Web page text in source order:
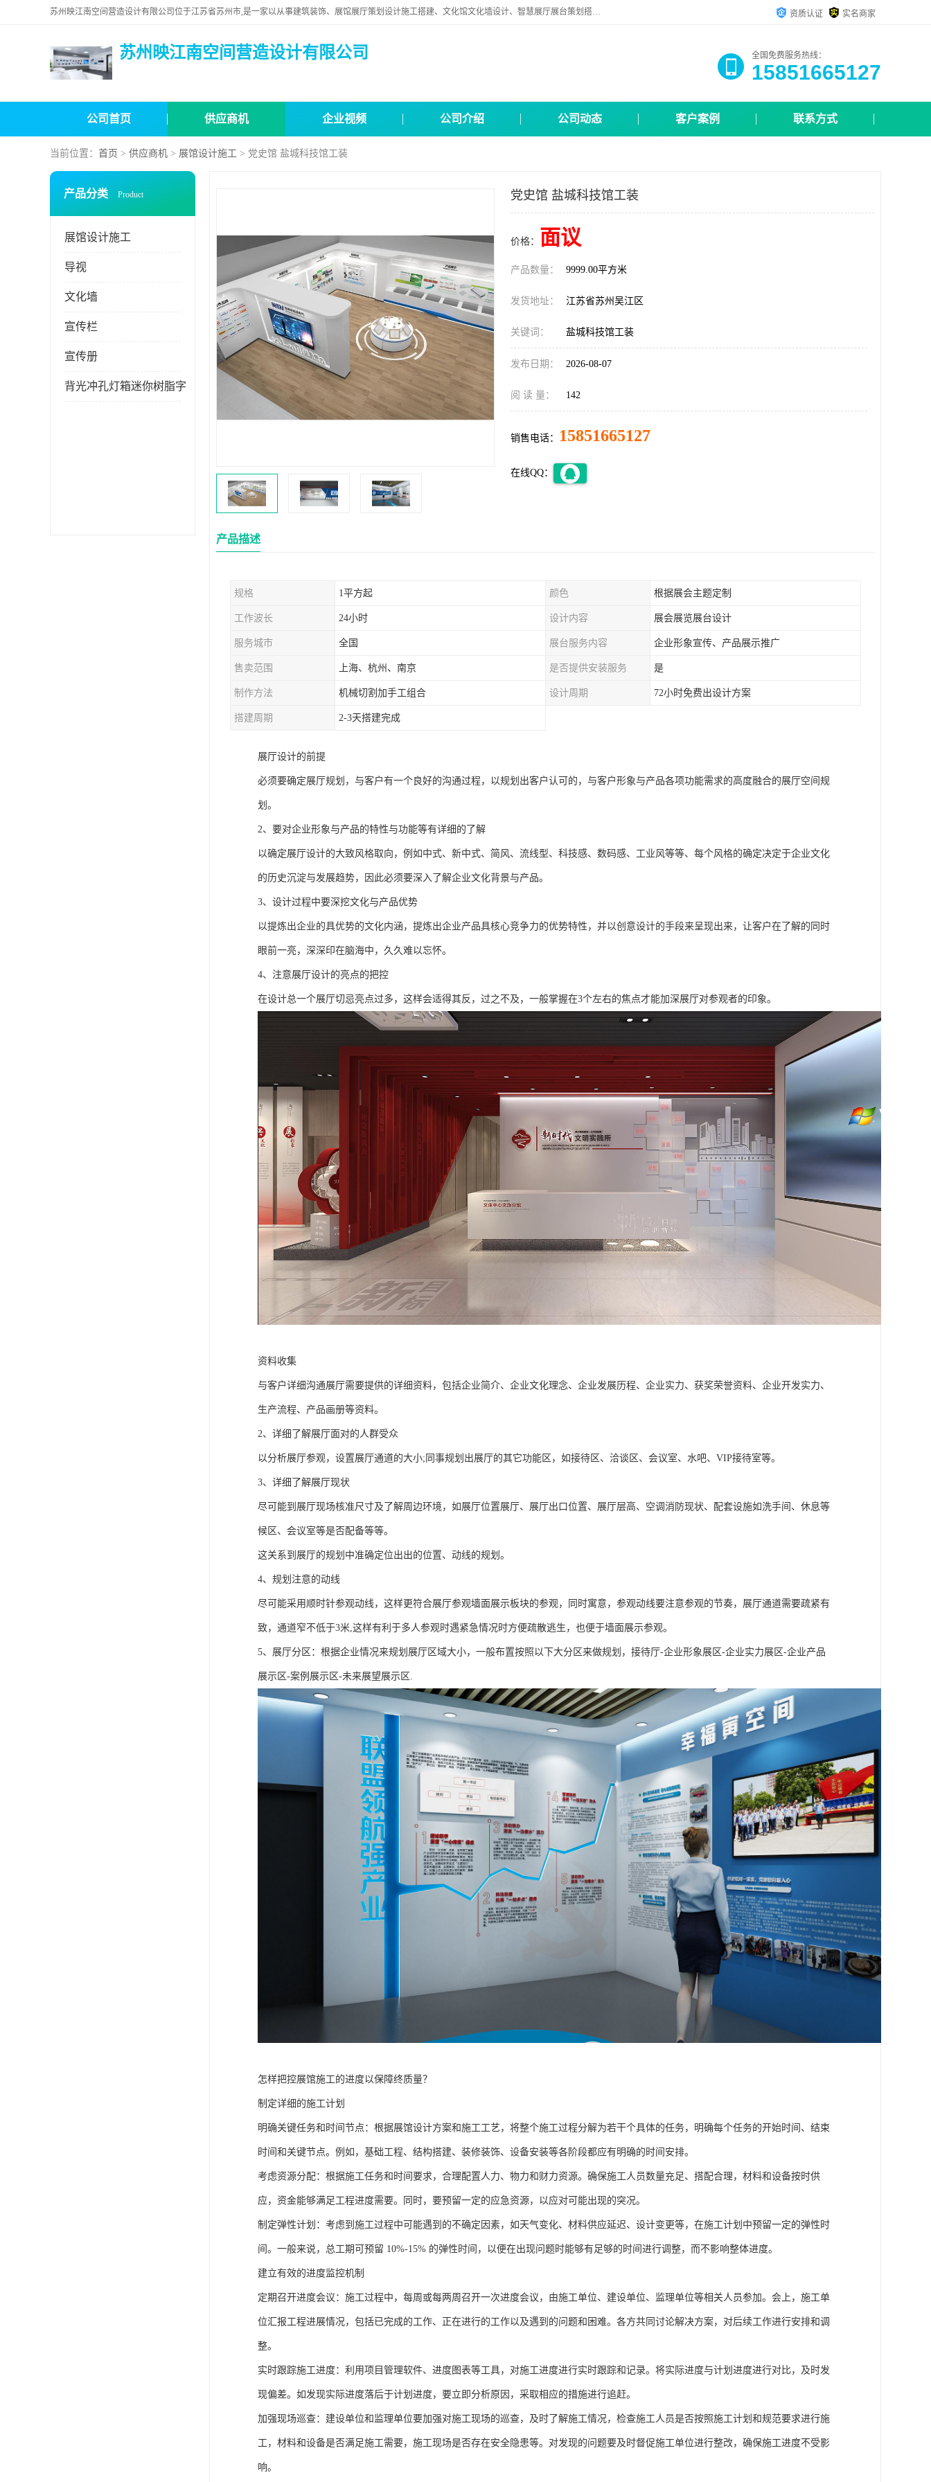
苏州映江南空间营造设计有限公司位于江苏省苏州市,是一家以从事建筑装饰、展馆展厅策划设计施工搭建、文化馆文化墙设计、智慧展厅展台策划搭建和其他建筑装饰装修业为主的企业。 资质认证 实名商家
苏州映江南空间营造设计有限公司 全国免费服务热线：
15851665127
公司首页 供应商机 企业视频 公司介绍 公司动态 客户案例 联系方式
当前位置： 首页 > 供应商机 > 展馆设计施工 > 党史馆 盐城科技馆工装
产品分类 Product
展馆设计施工
导视
文化墙
宣传栏
宣传册
背光冲孔灯箱迷你树脂字
党史馆 盐城科技馆工装
价格： 面议
产品数量： 9999.00平方米
发货地址： 江苏省苏州吴江区
关键词： 盐城科技馆工装
发布日期： 2026-08-07
阅 读 量： 142
销售电话： 15851665127
在线QQ：
产品描述
规格 1平方起 颜色 根据展会主题定制
工作波长 24小时 设计内容 展会展览展台设计
服务城市 全国 展台服务内容 企业形象宣传、产品展示推广
售卖范围 上海、杭州、南京 是否提供安装服务 是
制作方法 机械切割加手工组合 设计周期 72小时免费出设计方案
搭建周期 2-3天搭建完成
展厅设计的前提
必须要确定展厅规划，与客户有一个良好的沟通过程，以规划出客户认可的，与客户形象与产品各项功能需求的高度融合的展厅空间规
划。
2、要对企业形象与产品的特性与功能等有详细的了解
以确定展厅设计的大致风格取向，例如中式、新中式、简风、流线型、科技感、数码感、工业风等等、每个风格的确定决定于企业文化
的历史沉淀与发展趋势，因此必须要深入了解企业文化背景与产品。
3、设计过程中要深挖文化与产品优势
以提炼出企业的具优势的文化内涵，提炼出企业产品具核心竞争力的优势特性，并以创意设计的手段来呈现出来，让客户在了解的同时
眼前一亮，深深印在脑海中，久久难以忘怀。
4、注意展厅设计的亮点的把控
在设计总一个展厅切忌亮点过多，这样会适得其反，过之不及，一般掌握在3个左右的焦点才能加深展厅对参观者的印象。
资料收集
与客户详细沟通展厅需要提供的详细资料，包括企业简介、企业文化理念、企业发展历程、企业实力、获奖荣誉资料、企业开发实力、
生产流程、产品画册等资料。
2、详细了解展厅面对的人群受众
以分析展厅参观，设置展厅通道的大小;同事规划出展厅的其它功能区，如接待区、洽谈区、会议室、水吧、VIP接待室等。
3、详细了解展厅现状
尽可能到展厅现场核准尺寸及了解周边环境，如展厅位置展厅、展厅出口位置、展厅层高、空调消防现状、配套设施如洗手间、休息等
候区、会议室等是否配备等等。
这关系到展厅的规划中准确定位出出的位置、动线的规划。
4、规划注意的动线
尽可能采用顺时针参观动线，这样更符合展厅参观墙面展示板块的参观，同时寓意，参观动线要注意参观的节奏，展厅通道需要疏紧有
致，通道窄不低于3米,这样有利于多人参观时遇紧急情况时方便疏散逃生，也便于墙面展示参观。
5、展厅分区：根据企业情况来规划展厅区域大小，一般布置按照以下大分区来做规划，接待厅-企业形象展区-企业实力展区-企业产品
展示区-案例展示区-未来展望展示区.
怎样把控展馆施工的进度以保障终质量？
制定详细的施工计划
明确关键任务和时间节点：根据展馆设计方案和施工工艺，将整个施工过程分解为若干个具体的任务，明确每个任务的开始时间、结束
时间和关键节点。例如，基础工程、结构搭建、装修装饰、设备安装等各阶段都应有明确的时间安排。
考虑资源分配：根据施工任务和时间要求，合理配置人力、物力和财力资源。确保施工人员数量充足、搭配合理，材料和设备按时供
应，资金能够满足工程进度需要。同时，要预留一定的应急资源，以应对可能出现的突况。
制定弹性计划：考虑到施工过程中可能遇到的不确定因素，如天气变化、材料供应延迟、设计变更等，在施工计划中预留一定的弹性时
间。一般来说，总工期可预留 10%-15% 的弹性时间，以便在出现问题时能够有足够的时间进行调整，而不影响整体进度。
建立有效的进度监控机制
定期召开进度会议：施工过程中，每周或每两周召开一次进度会议，由施工单位、建设单位、监理单位等相关人员参加。会上，施工单
位汇报工程进展情况，包括已完成的工作、正在进行的工作以及遇到的问题和困难。各方共同讨论解决方案，对后续工作进行安排和调
整。
实时跟踪施工进度：利用项目管理软件、进度图表等工具，对施工进度进行实时跟踪和记录。将实际进度与计划进度进行对比，及时发
现偏差。如发现实际进度落后于计划进度，要立即分析原因，采取相应的措施进行追赶。
加强现场巡查：建设单位和监理单位要加强对施工现场的巡查，及时了解施工情况，检查施工人员是否按照施工计划和规范要求进行施
工，材料和设备是否满足施工需要，施工现场是否存在安全隐患等。对发现的问题要及时督促施工单位进行整改，确保施工进度不受影
响。